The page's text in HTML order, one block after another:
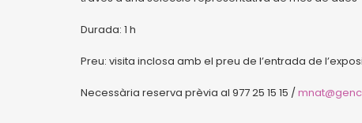
Durada: 1 h
Preu: visita inclosa amb el preu de l’entrada de
Necessària reserva prèvia al 977 25 15 15 /